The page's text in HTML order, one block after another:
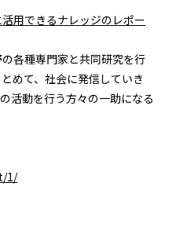
用できるナレッジのレポー
各種専門家と共同研究を行
めて、社会に発信していき
活動を行う方々の一助になる
1/